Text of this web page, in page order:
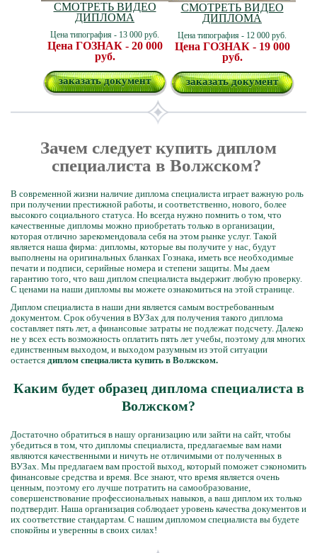
СМОТРЕТЬ ВИДЕО
ДИПЛОМА
Цена типография - 13 000 руб.
Цена ГОЗНАК - 20 000
руб.
заказать документ
СМОТРЕТЬ ВИДЕО
ДИПЛОМА
Цена типография - 12 000 руб.
Цена ГОЗНАК - 19 000
руб.
заказать документ
Зачем следует купить диплом
специалиста в Волжском?
В современной жизни наличие диплома специалиста играет важную роль
при получении престижной работы, и соответственно, нового, более
высокого социального статуса. Но всегда нужно помнить о том, что
качественные дипломы можно приобретать только в организации,
которая отлично зарекомендовала себя на этом рынке услуг. Такой
является наша фирма: дипломы, которые вы получите у нас, будут
выполнены на оригинальных бланках Гознака, иметь все необходимые
печати и подписи, серийные номера и степени защиты. Мы даем
гарантию того, что ваш диплом специалиста выдержит любую проверку.
С ценами на наши дипломы вы можете ознакомиться на этой странице.
Диплом специалиста в наши дни является самым востребованным
документом. Срок обучения в ВУЗах для получения такого диплома
составляет пять лет, а финансовые затраты не подлежат подсчету. Далеко
не у всех есть возможность оплатить пять лет учебы, поэтому для многих
единственным выходом, и выходом разумным из этой ситуации
остается диплом специалиста купить в Волжском.
Каким будет образец диплома специалиста в
Волжском?
Достаточно обратиться в нашу организацию или зайти на сайт, чтобы
убедиться в том, что дипломы специалиста, предлагаемые вам нами
являются качественными и ничуть не отличимыми от полученных в
ВУЗах. Мы предлагаем вам простой выход, который поможет сэкономить
финансовые средства и время. Все знают, что время является очень
ценным, поэтому его лучше потратить на самообразование,
совершенствование профессиональных навыков, а ваш диплом их только
подтвердит. Наша организация соблюдает уровень качества документов и
их соответствие стандартам. С нашим дипломом специалиста вы будете
спокойны и уверенны в своих силах!